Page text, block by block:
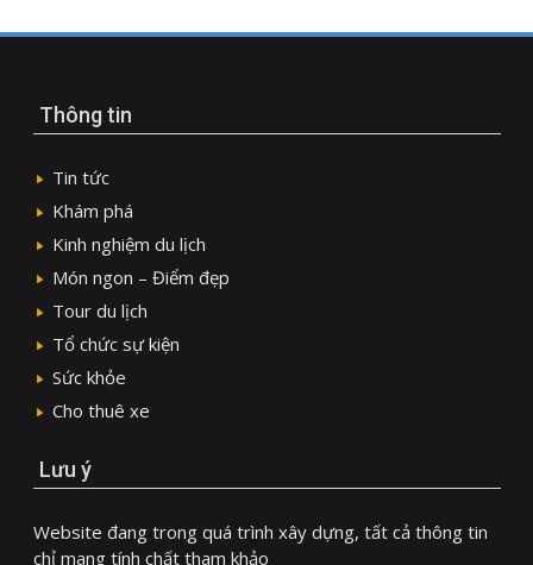
Thông tin
Tin tức
Khám phá
Kinh nghiệm du lịch
Món ngon – Điểm đẹp
Tour du lịch
Tổ chức sự kiện
Sức khỏe
Cho thuê xe
Lưu ý
Website đang trong quá trình xây dựng, tất cả thông tin
chỉ mang tính chất tham khảo